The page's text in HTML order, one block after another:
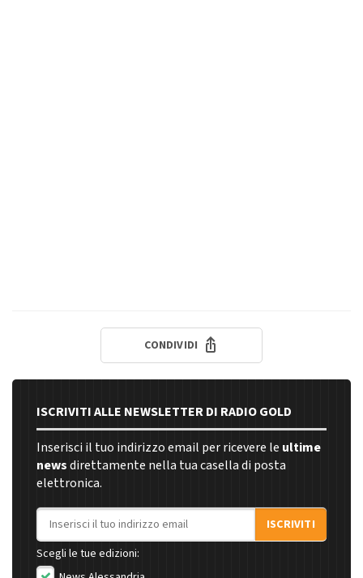
CONDIVIDI
ISCRIVITI ALLE NEWSLETTER DI RADIO GOLD
Inserisci il tuo indirizzo email per ricevere le ultime
newsdirettamente nella tua casella di posta
elettronica.
Indirizzo email
ISCRIVITI
Scegli le tue edizioni: